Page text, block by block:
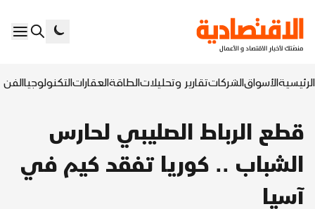
الرئيسيةالأسواقالشركاتتقارير وتحليلاتالطاقةالعقاراتالتكنولوجياالفن
قطع الرباط الصليبي لحارس
الشباب .. كوريا تفقد كيم في
آسيا